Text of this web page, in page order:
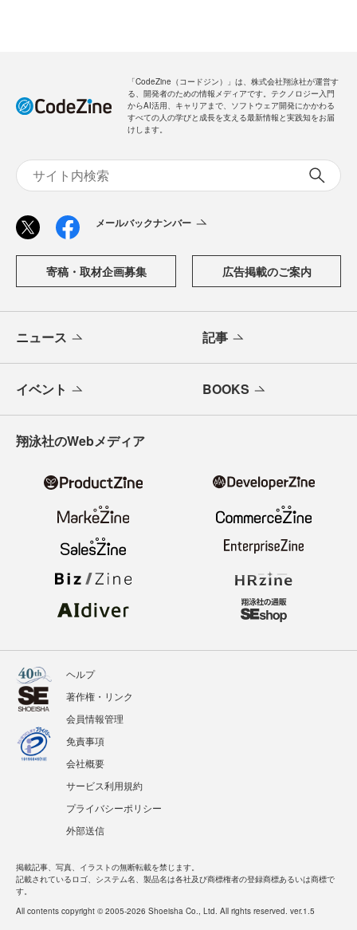
「CodeZine（コードジン）」は、株式会社翔泳社が運営す
る、開発者のための情報メディアです。テクノロジー入門
からAI活用、キャリアまで、ソフトウェア開発にかかわる
すべての人の学びと成長を支える最新情報と実践知をお届
けします。
メールバックナンバー
寄稿・取材企画募集 広告掲載のご案内
ニュース 記事
イベント BOOKS
翔泳社のWebメディア
ヘルプ
著作権・リンク
会員情報管理
免責事項
会社概要
サービス利用規約
プライバシーポリシー
外部送信
掲載記事、写真、イラストの無断転載を禁じます。
記載されているロゴ、システム名、製品名は各社及び商標権者の登録商標あるいは商標で
す。
All contents copyright © 2005-2026 Shoeisha Co., Ltd. All rights reserved. ver.1.5